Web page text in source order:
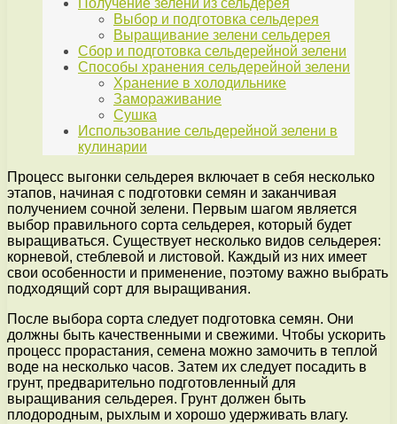
Получение зелени из сельдерея
Выбор и подготовка сельдерея
Выращивание зелени сельдерея
Сбор и подготовка сельдерейной зелени
Способы хранения сельдерейной зелени
Хранение в холодильнике
Замораживание
Сушка
Использование сельдерейной зелени в
кулинарии
Процесс выгонки сельдерея включает в себя несколько
этапов, начиная с подготовки семян и заканчивая
получением сочной зелени. Первым шагом является
выбор правильного сорта сельдерея, который будет
выращиваться. Существует несколько видов сельдерея:
корневой, стеблевой и листовой. Каждый из них имеет
свои особенности и применение, поэтому важно выбрать
подходящий сорт для выращивания.
После выбора сорта следует подготовка семян. Они
должны быть качественными и свежими. Чтобы ускорить
процесс прорастания, семена можно замочить в теплой
воде на несколько часов. Затем их следует посадить в
грунт, предварительно подготовленный для
выращивания сельдерея. Грунт должен быть
плодородным, рыхлым и хорошо удерживать влагу.